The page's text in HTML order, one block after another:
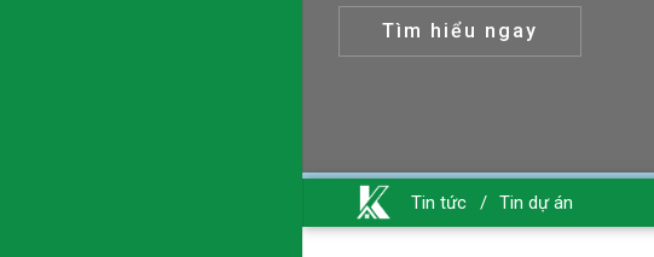
Tìm hiểu ngay
Tin tức / Tin dự án